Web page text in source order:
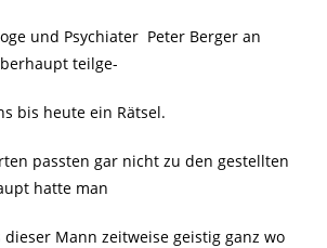
und Psychiater Peter Berger an
teilge-
bis heute ein Rätsel.
passten gar nicht zu den gestellten
hatte man
dieser Mann zeitweise geistig ganz wo